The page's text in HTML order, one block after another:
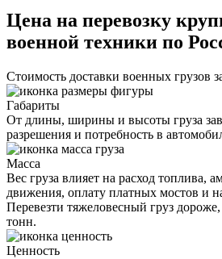
Цена на перевозку
военной техники по
Стоимость доставки военных грузов
Габариты
От длины, ширины и высоты груза
разрешения и потребность в
Масса
Вес груза влияет на расход топлива,
движения, оплату платных мостов и
Перевезти тяжеловесный груз
тонн.
Ценность